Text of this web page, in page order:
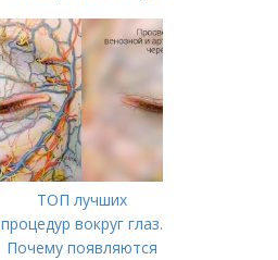
ТОП лучших
процедур вокруг глаз.
Почему появляются